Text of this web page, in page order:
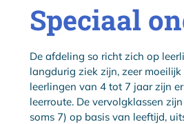
Speciaal
De afdeling so richt zich op
langdurig ziek zijn, zeer
leerlingen van 4 tot 7 jaar zijn
leerroute. De vervolgklassen
soms 7) op basis van leeftijd,